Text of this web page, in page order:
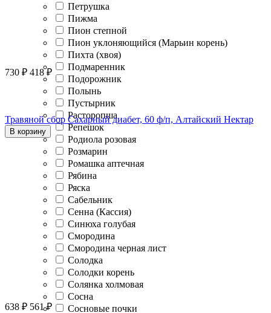
Петрушка
Пижма
Пион степной
Пион уклоняющийся (Марьин корень)
Пихта (хвоя)
Подмаренник
Подорожник
Полынь
Пустырник
Расторопша
Репешок
Родиола розовая
Розмарин
Ромашка аптечная
Рябина
Ряска
Сабельник
Сенна (Кассия)
Синюха голубая
Смородина
Смородина черная лист
Солодка
Солодки корень
Солянка холмовая
Сосна
Сосновые почки
730 ₽ 418 ₽
Травяной сбор Сахарный диабет, 60 ф/п, Алтайский Нектар
В корзину
638 ₽ 561 ₽